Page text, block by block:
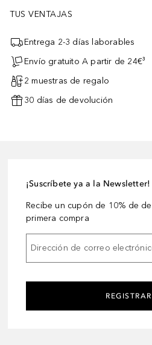
TUS VENTAJAS
Entrega 2-3 días laborables
Envío gratuito A partir de 24€³
2 muestras de regalo
30 días de devolución
¡Suscríbete ya a la Newsletter!
Recibe un cupón de 10% de
primera compra
Dirección de correo